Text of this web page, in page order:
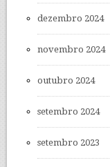
dezembro 2024
novembro 2024
outubro 2024
setembro 2024
setembro 2023